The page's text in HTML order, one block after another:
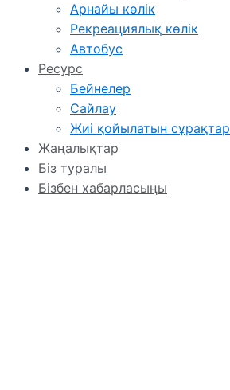
Арнайы көлік
Рекреациялық көлік
Автобус
Ресурс
Бейнелер
Сайлау
Жиі қойылатын сұрақтар
Жаңалықтар
Біз туралы
Бізбен хабарласыңы